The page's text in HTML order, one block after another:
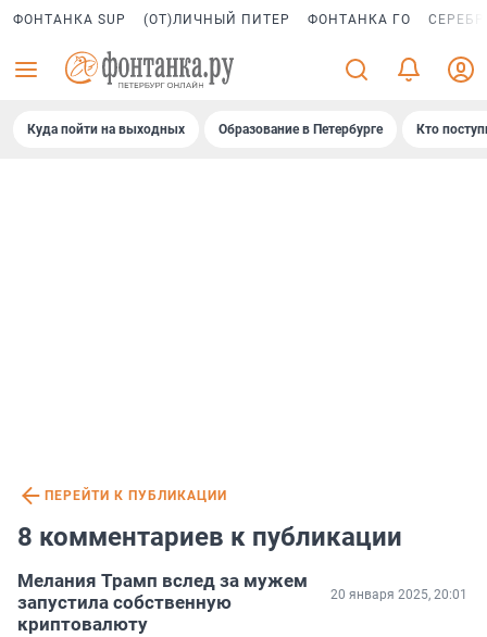
ФОНТАНКА SUP (ОТ)ЛИЧНЫЙ ПИТЕР ФОНТАНКА ГО
Куда пойти на выходных Образование в Петербурге Кто
ПЕРЕЙТИ К ПУБЛИКАЦИИ
8 комментариев к публикации
Мелания Трамп вслед за мужем
запустила собственную
криптовалюту
20 января 2025, 20:01